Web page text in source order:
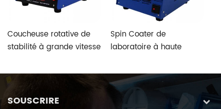
Coucheuse rotative de
stabilité à grande vitesse
de type manuel
Spin Coater de
laboratoire à haute
mandrins anti-intrusion
spécialement conçus
SOUSCRIRE